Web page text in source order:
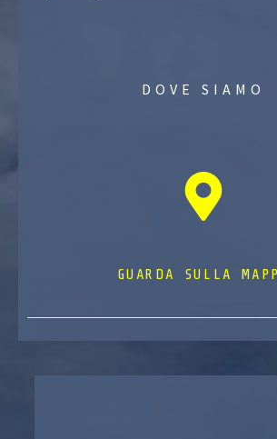
DOVE SIAMO
GUARDA SULLA